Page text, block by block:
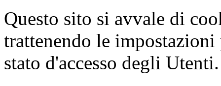
Questo sito si avvale di
trattenendo le
stato d'accesso degli Utenti.